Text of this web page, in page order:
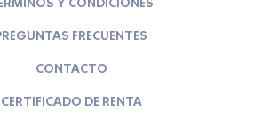
Y CONDICIONES
FRECUENTES
CONTACTO
CERTIFICADO DE RENTA